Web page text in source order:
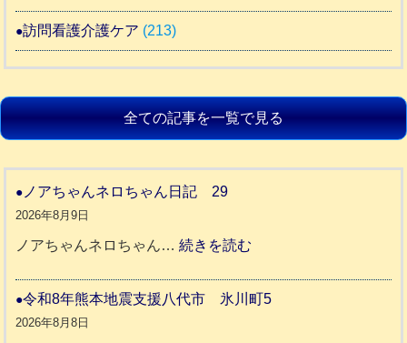
訪問看護介護ケア (213)
全ての記事を一覧で見る
ノアちゃんネロちゃん日記 29
2026年8月9日
ノアちゃんネロちゃん…続きを読む
ア
令和8年熊本地震支援八代市 氷川町5
2026年8月8日